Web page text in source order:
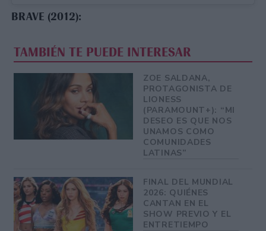
BRAVE (2012):
TAMBIÉN TE PUEDE INTERESAR
ZOE SALDANA,
PROTAGONISTA DE
LIONESS
(PARAMOUNT+): “MI
DESEO ES QUE NOS
UNAMOS COMO
COMUNIDADES
LATINAS”
FINAL DEL MUNDIAL
2026: QUIÉNES
CANTAN EN EL
SHOW PREVIO Y EL
ENTRETIEMPO